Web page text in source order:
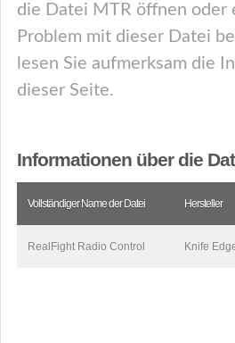
die Datei MTR öffnen oder
Problem mit dieser Datei
lesen Sie aufmerksam die
dieser Seite.
Informationen über die
Vollständiger Name der Datei Hersteller
RealFight Radio Control Knife